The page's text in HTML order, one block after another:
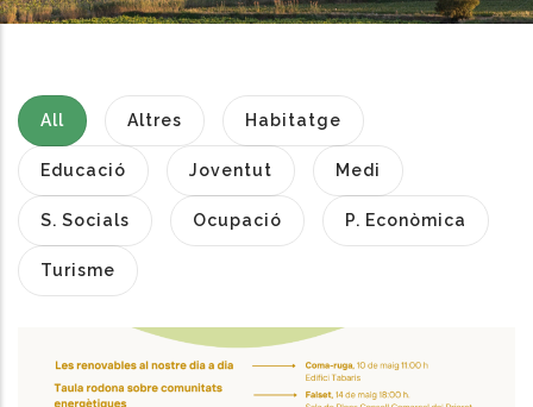
All Altres Habitatge
Educació Joventut Medi
S. Socials Ocupació P. Econòmica
Turisme